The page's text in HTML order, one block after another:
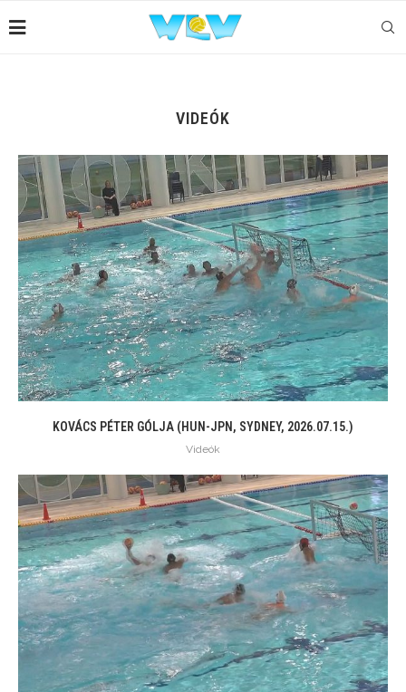
VIDEÓK
KOVÁCS PÉTER GÓLJA (HUN-JPN, SYDNEY, 2026.07.15.)
Videók